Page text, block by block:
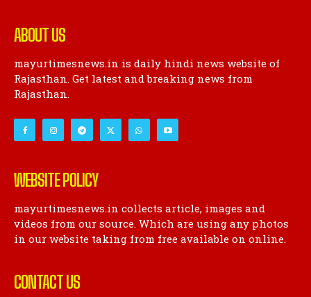
ABOUT US
mayurtimesnews.in is daily hindi news website of
Rajasthan. Get latest and breaking news from
Rajasthan.
WEBSITE POLICY
mayurtimesnews.in collects article, images and
videos from our source. Which are using any photos
in our website taking from free available on online.
CONTACT US